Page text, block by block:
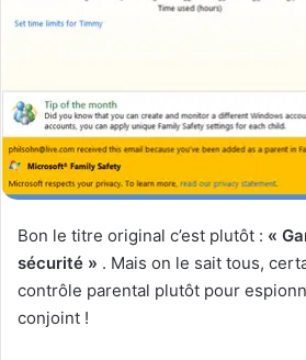
Bon le titre original c’est plutôt : «
sécurité » . Mais on le sait tous,
contrôle parental plutôt pour
conjoint !